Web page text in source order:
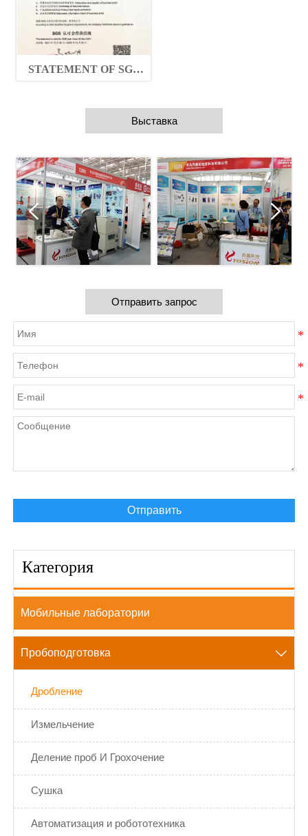
STATEMENT OF SGS
Выставка
Отправить запрос
Отправить
Категория
Мобильные лаборатории
Пробоподготовка 
Дробление
Измельчение
Деление проб И Грохочение
Сушка
Автоматизация и робототехника